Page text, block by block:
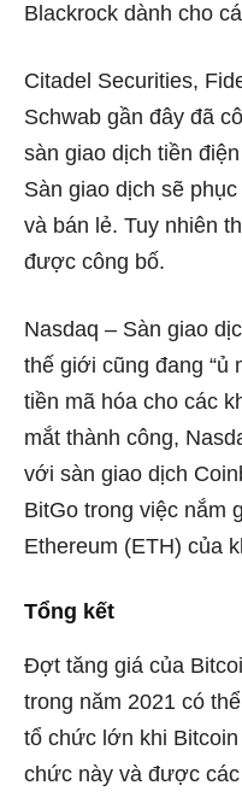
Blackrock dành cho
Citadel Securities,
Schwab gần đây đã
sàn giao dịch tiền
Sàn giao dịch sẽ
và bán lẻ. Tuy nhiên
được công bố.
Nasdaq – Sàn giao
thế giới cũng đang “ủ
tiền mã hóa cho các
mắt thành công,
với sàn giao dịch
BitGo trong việc nắm
Ethereum (ETH) của
Tổng kết
Đợt tăng giá của
trong năm 2021 có
tổ chức lớn khi
chức này và được